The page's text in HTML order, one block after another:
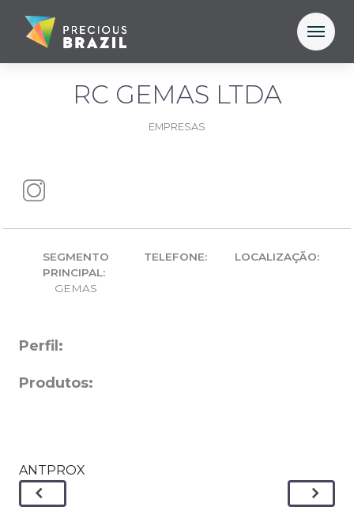
RC GEMAS LTDA
EMPRESAS
SEGMENTO
PRINCIPAL:
GEMAS
TELEFONE: LOCALIZAÇÃO:
Perfil:
Produtos:
ANTPROX